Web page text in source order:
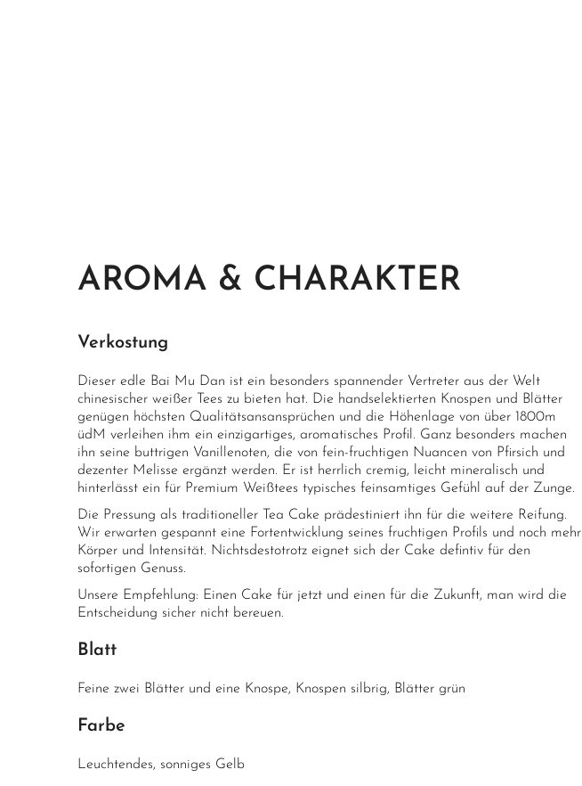
AROMA & CHARAKTER
Verkostung
Dieser edle Bai Mu Dan ist ein besonders spannender Vertreter aus der Welt
chinesischer weißer Tees zu bieten hat. Die handselektierten Knospen und Blätter
genügen höchsten Qualitätsansansprüchen und die Höhenlage von über 1800m
üdM verleihen ihm ein einzigartiges, aromatisches Profil. Ganz besonders machen
ihn seine buttrigen Vanillenoten, die von fein-fruchtigen Nuancen von Pfirsich und
dezenter Melisse ergänzt werden. Er ist herrlich cremig, leicht mineralisch und
hinterlässt ein für Premium Weißtees typisches feinsamtiges Gefühl auf der Zunge.
Die Pressung als traditioneller Tea Cake prädestiniert ihn für die weitere Reifung.
Wir erwarten gespannt eine Fortentwicklung seines fruchtigen Profils und noch mehr
Körper und Intensität. Nichtsdestotrotz eignet sich der Cake defintiv für den
sofortigen Genuss.
Unsere Empfehlung: Einen Cake für jetzt und einen für die Zukunft, man wird die
Entscheidung sicher nicht bereuen.
Blatt
Feine zwei Blätter und eine Knospe, Knospen silbrig, Blätter grün
Farbe
Leuchtendes, sonniges Gelb